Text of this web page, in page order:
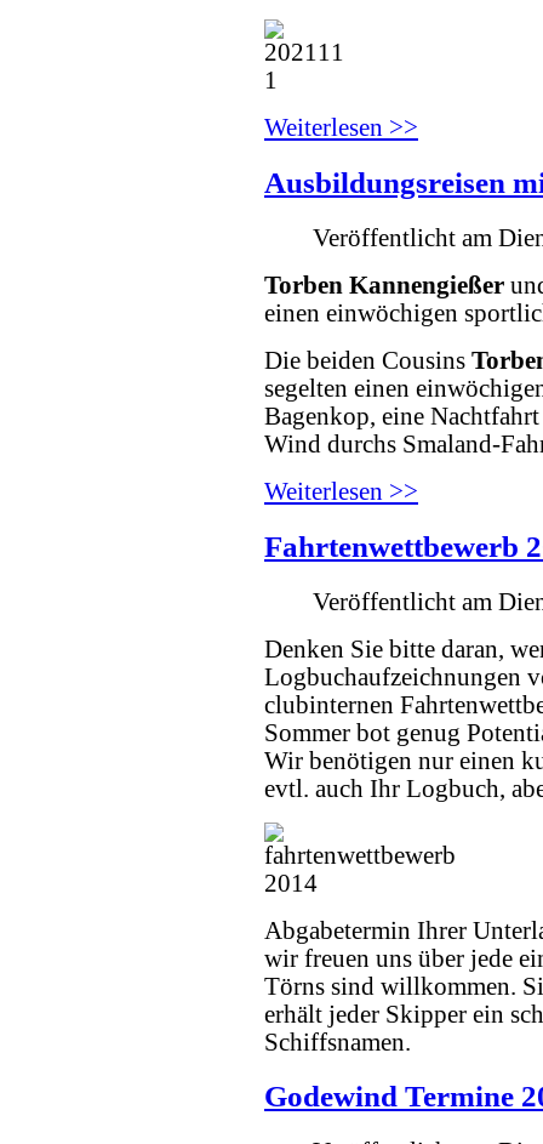
Weiterlesen >>
Ausbildungsreisen
Veröffentlicht am
Torben Kannengießer
einen einwöchigen
Die beiden Cousins
segelten einen
Bagenkop, eine
Wind durchs Smaland-
Weiterlesen >>
Fahrtenwettbewerb
Veröffentlicht am
Denken Sie bitte daran,
Logbuchaufzeichnungen
clubinternen
Sommer bot genug
Wir benötigen nur einen
evtl. auch Ihr Logbuch,
Abgabetermin Ihrer
wir freuen uns über jede
Törns sind willkommen.
erhält jeder Skipper ein
Schiffsnamen.
Godewind Termine